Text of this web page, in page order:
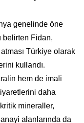
genelinde öne
belirten Fidan,
Türkiye olarak
kullandı.
hem de imali
daha
mineraller,
alanlarında da